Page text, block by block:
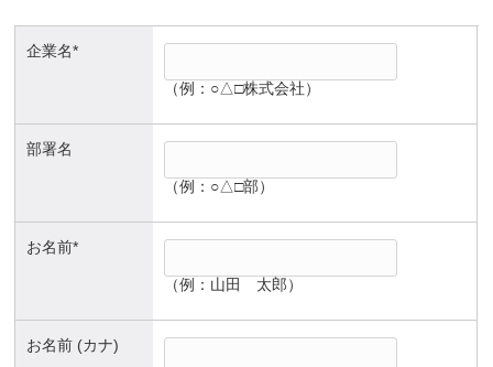
企業名*
（例：○△□株式会社）
部署名
（例：○△□部）
お名前*
（例：山田 太郎）
お名前 (カナ)